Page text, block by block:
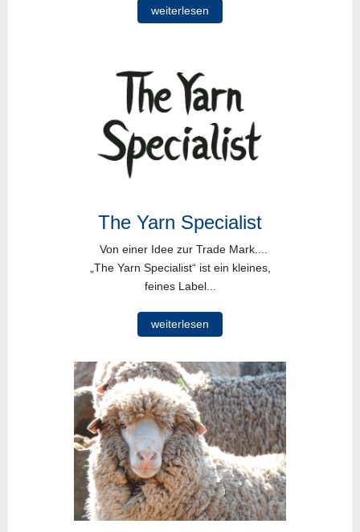
weiterlesen
The Yarn Specialist
Von einer Idee zur Trade Mark....
„The Yarn Specialist“ ist ein kleines,
feines Label...
weiterlesen